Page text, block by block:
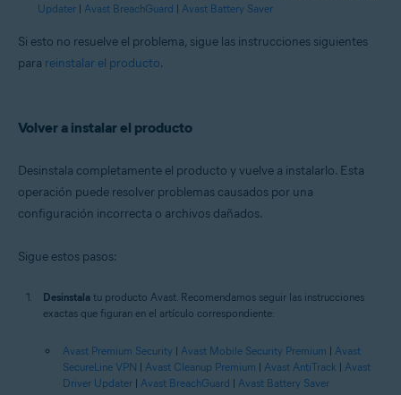
Updater | Avast BreachGuard | Avast Battery Saver
Si esto no resuelve el problema, sigue las instrucciones siguientes
para reinstalar el producto.
Volver a instalar el producto
Desinstala completamente el producto y vuelve a instalarlo. Esta
operación puede resolver problemas causados por una
configuración incorrecta o archivos dañados.
Sigue estos pasos:
Desinstala tu producto Avast. Recomendamos seguir las instrucciones
exactas que figuran en el artículo correspondiente:
Avast Premium Security | Avast Mobile Security Premium | Avast
SecureLine VPN | Avast Cleanup Premium | Avast AntiTrack | Avast
Driver Updater | Avast BreachGuard | Avast Battery Saver